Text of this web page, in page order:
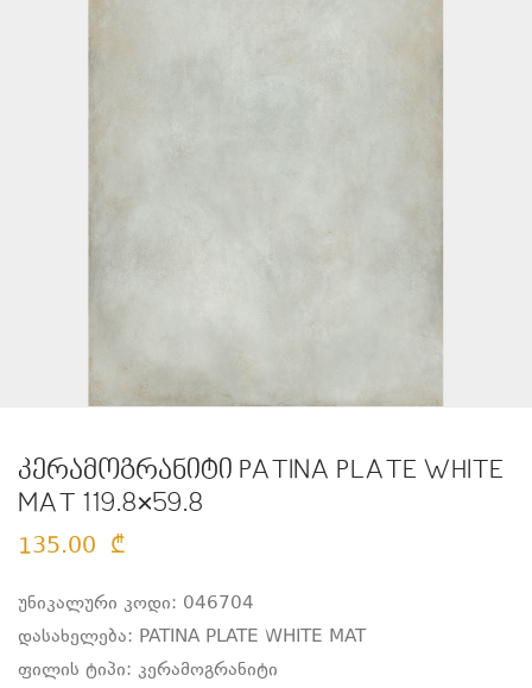
კერამოგრანიტი PATINA PLATE WHITE
MAT 119.8×59.8
135.00 ₾
უნიკალური კოდი: 046704
დასახელება: PATINA PLATE WHITE MAT
ფილის ტიპი: კერამოგრანიტი